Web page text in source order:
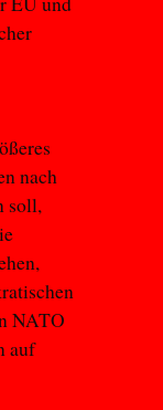
nach
soll,
NATO
auf